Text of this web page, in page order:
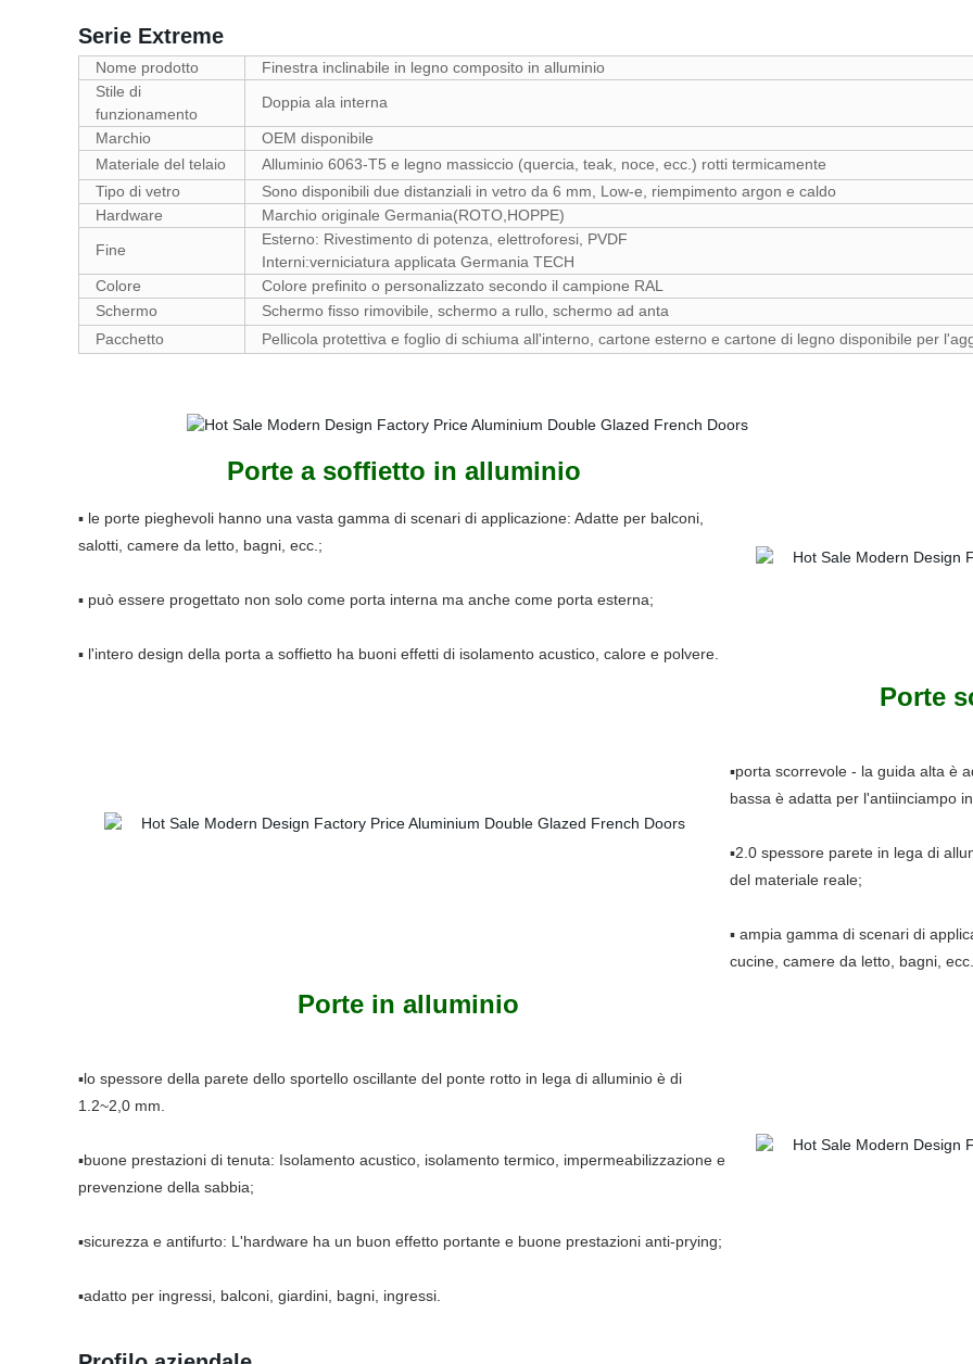
Serie Extreme
Nome prodotto
Finestra inclinabile in legno composito in alluminio
Stile di
funzionamento
Doppia ala interna
Marchio
OEM disponibile
Materiale del telaio
Alluminio 6063-T5 e legno massiccio (quercia, teak, noce, ecc.) rotti termicamente
Tipo di vetro
Sono disponibili due distanziali in vetro da 6 mm, Low-e, riempimento argon e caldo
Hardware
Marchio originale Germania(ROTO,HOPPE)
Fine
Esterno: Rivestimento di potenza, elettroforesi, PVDF
Interni:verniciatura applicata Germania TECH
Colore
Colore prefinito o personalizzato secondo il campione RAL
Schermo
Schermo fisso rimovibile, schermo a rullo, schermo ad anta
Pacchetto
Pellicola protettiva e foglio di schiuma all'interno, cartone esterno e cartone di legno disponibile per
Porte a soffietto in alluminio
▪ le porte pieghevoli hanno una vasta gamma di scenari di applicazione: Adatte per balconi,
salotti, camere da letto, bagni, ecc.;
▪ può essere progettato non solo come porta interna ma anche come porta esterna;
▪ l'intero design della porta a soffietto ha buoni effetti di isolamento acustico, calore e polvere.
Porte
▪porta scorrevole - la guida alta è
bassa è adatta per l'antiinciampo
▪2.0 spessore parete in lega di
del materiale reale;
▪ ampia gamma di scenari di
cucine, camere da letto, bagni,
Porte in alluminio
▪lo spessore della parete dello sportello oscillante del ponte rotto in lega di alluminio è di
1.2~2,0 mm.
▪buone prestazioni di tenuta: Isolamento acustico, isolamento termico, impermeabilizzazione e
prevenzione della sabbia;
▪sicurezza e antifurto: L'hardware ha un buon effetto portante e buone prestazioni anti-prying;
▪adatto per ingressi, balconi, giardini, bagni, ingressi.